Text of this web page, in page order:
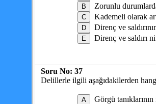
Zorunlu
Kademeli olarak
Direnç ve
Direnç ve saldırı
Soru No: 37
Delillerle ilgili aşağıdakilerden
Görgü